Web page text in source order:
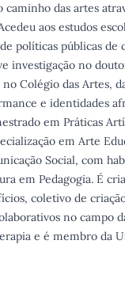
caminho das artes
aos estudos
políticas públicas de
investigação no
Colégio das Artes,
e identidades
em Práticas
em Arte
Social, com
em Pedagogia. É
coletivo de
no campo
e é membro da